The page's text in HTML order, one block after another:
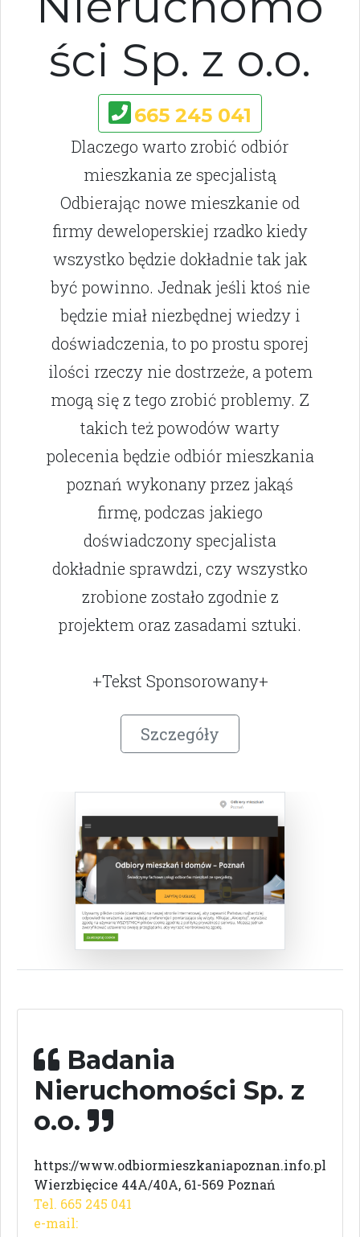
ści Sp. z o.o.
665 245 041
Dlaczego warto zrobić odbiór
mieszkania ze specjalistą
Odbierając nowe mieszkanie od
firmy deweloperskiej rzadko kiedy
wszystko będzie dokładnie tak jak
być powinno. Jednak jeśli ktoś nie
będzie miał niezbędnej wiedzy i
doświadczenia, to po prostu sporej
ilości rzeczy nie dostrzeże, a potem
mogą się z tego zrobić problemy. Z
takich też powodów warty
polecenia będzie odbiór mieszkania
poznań wykonany przez jakąś
firmę, podczas jakiego
doświadczony specjalista
dokładnie sprawdzi, czy wszystko
zrobione zostało zgodnie z
projektem oraz zasadami sztuki.
+Tekst Sponsorowany+
Szczegóły
Badania
Nieruchomości Sp. z
o.o.
https://www.odbiormieszkaniapoznan.info.pl
Wierzbięcice 44A/40A, 61-569 Poznań
Tel. 665 245 041
e-mail: